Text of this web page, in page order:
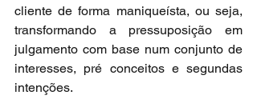
cliente de forma maniqueísta, ou seja,
transformando a pressuposição em
julgamento com base num conjunto de
interesses, pré conceitos e segundas
intenções.